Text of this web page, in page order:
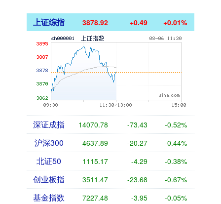
上证综指 3878.92 +0.49 +0.01%
深证成指 14070.78 -73.43 -0.52%
沪深300 4637.89 -20.27 -0.44%
北证50 1115.17 -4.29 -0.38%
创业板指 3511.47 -23.68 -0.67%
基金指数 7227.48 -3.95 -0.05%